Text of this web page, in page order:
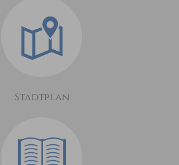
Stadtplan